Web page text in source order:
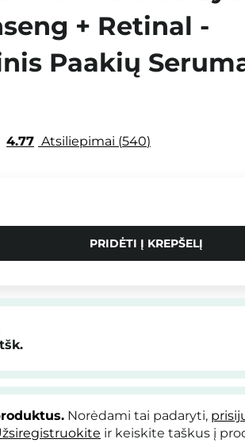
+ Retinal -
Paakių
4.77 Atsiliepimai 540
PRIDĖTI Į KREPŠELĮ
tšk.
Norėdami tai padaryti,
ir keiskite taškus į